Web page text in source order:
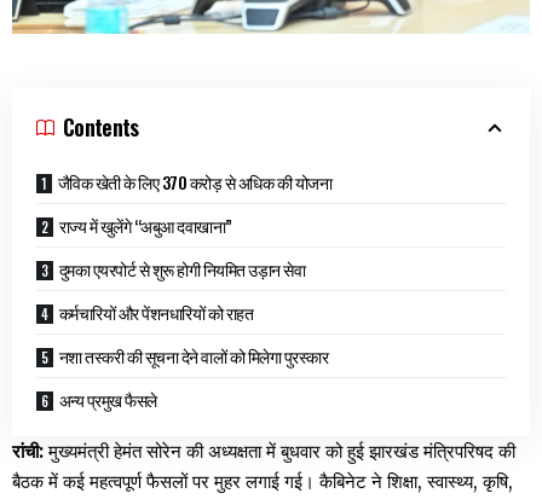
Contents
जैविक खेती के लिए 370 करोड़ से अधिक की योजना
राज्य में खुलेंगे “अबुआ दवाखाना”
दुमका एयरपोर्ट से शुरू होगी नियमित उड़ान सेवा
कर्मचारियों और पेंशनधारियों को राहत
नशा तस्करी की सूचना देने वालों को मिलेगा पुरस्कार
अन्य प्रमुख फैसले
रांची:मुख्यमंत्री हेमंत सोरेन की अध्यक्षता में बुधवार को हुई झारखंड मंत्रिपरिषद की
बैठक में कई महत्वपूर्ण फैसलों पर मुहर लगाई गई। कैबिनेट ने शिक्षा, स्वास्थ्य, कृषि,